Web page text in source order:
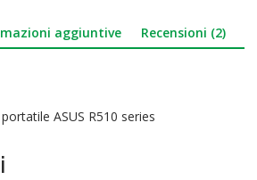
aggiuntive Recensioni (2)
ASUS R510 series